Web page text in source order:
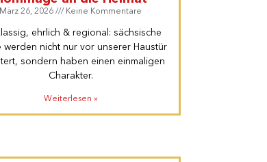
März 26, 2026 Keine Kommentare
ehrlich & regional: sächsische
werden nicht nur vor unserer Haustür
sondern haben einen einmaligen
Charakter.
Weiterlesen »